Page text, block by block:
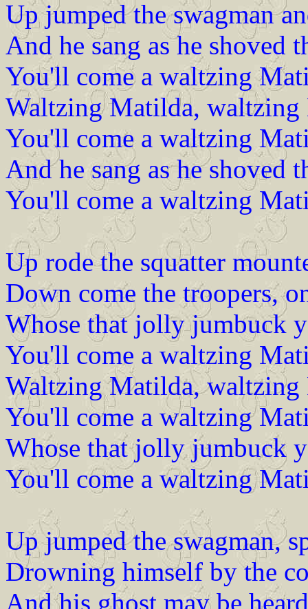
Up jumped the swagman
And he sang as he shoved
You'll come a waltzing
Waltzing Matilda,
You'll come a waltzing
And he sang as he shoved
You'll come a waltzing
Up rode the squatter
Down come the troopers,
Whose that jolly jumbuck
You'll come a waltzing
Waltzing Matilda,
You'll come a waltzing
Whose that jolly jumbuck
You'll come a waltzing
Up jumped the swagman,
Drowning himself by the
And his ghost may be